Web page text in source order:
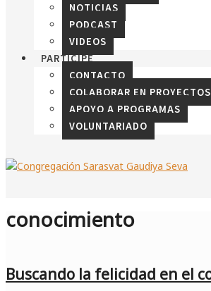
NOTICIAS
PODCAST
VIDEOS
PARTICIPE
CONTACTO
COLABORAR EN PROYECTOS
APOYO A PROGRAMAS
VOLUNTARIADO
conocimiento
Buscando la felicidad en el